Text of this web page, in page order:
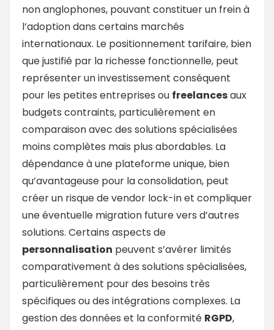
non anglophones, pouvant constituer un frein à
l’adoption dans certains marchés
internationaux. Le positionnement tarifaire, bien
que justifié par la richesse fonctionnelle, peut
représenter un investissement conséquent
pour les petites entreprises ou freelancesaux
budgets contraints, particulièrement en
comparaison avec des solutions spécialisées
moins complètes mais plus abordables. La
dépendance à une plateforme unique, bien
qu’avantageuse pour la consolidation, peut
créer un risque de vendor lock-in et compliquer
une éventuelle migration future vers d’autres
solutions. Certains aspects de
personnalisation peuvent s’avérer limités
comparativement à des solutions spécialisées,
particulièrement pour des besoins très
spécifiques ou des intégrations complexes. La
gestion des données et la conformité RGPD,